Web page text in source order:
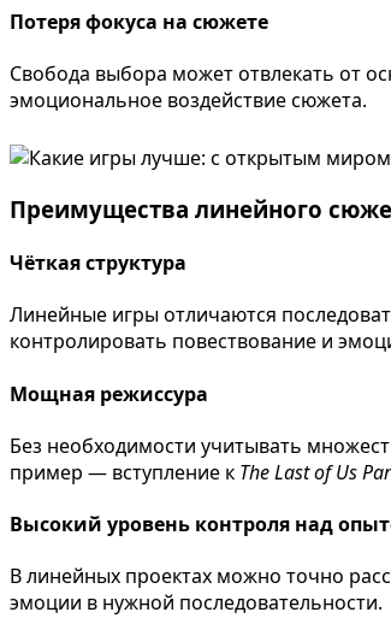
Потеря фокуса на сюжете
Свобода выбора может отвлекать от
эмоциональное воздействие сюжета.
Преимущества линейного
Чёткая структура
Линейные игры отличаются
контролировать повествование и
Мощная режиссура
Без необходимости учитывать
пример — вступление к The Last of Us
Высокий уровень контроля над
В линейных проектах можно точно
эмоции в нужной последовательности.